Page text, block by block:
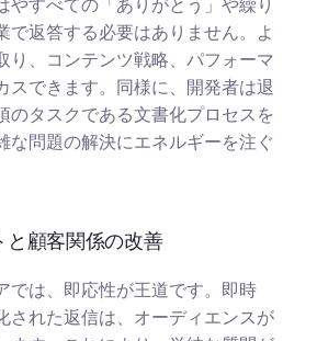
やすべての「ありがとう」や繰り
で返答する必要はありません。よ
り、コンテンツ戦略、パフォーマ
スできます。同様に、開発者は退
のタスクである文書化プロセスを
な問題の解決にエネルギーを注ぐ
と顧客関係の改善
では、即応性が王道です。即時
された返信は、オーディエンスが